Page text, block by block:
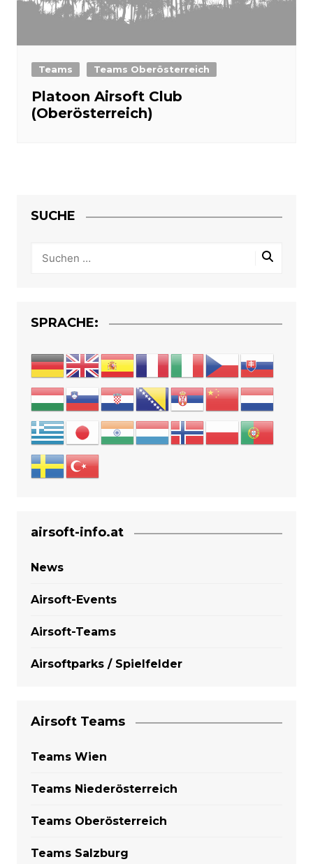
Teams Teams Oberösterreich
Platoon Airsoft Club
(Oberösterreich)
SUCHE
SPRACHE:
airsoft-info.at
News
Airsoft-Events
Airsoft-Teams
Airsoftparks / Spielfelder
Airsoft Teams
Teams Wien
Teams Niederösterreich
Teams Oberösterreich
Teams Salzburg